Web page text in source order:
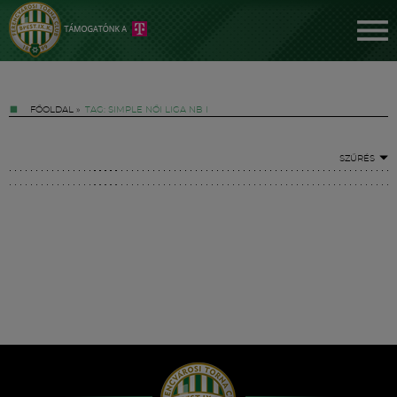
FŐOLDAL » TAG: SIMPLE NŐI LIGA NB I
SZŰRÉS
Hírek